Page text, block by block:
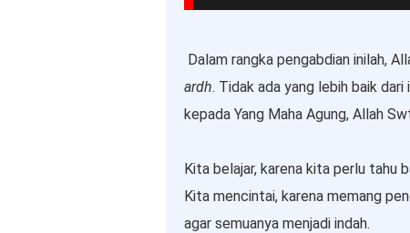
Dalam rangka pengabdian inilah,
ardh. Tidak ada yang lebih baik
kepada Yang Maha Agung, Allah
Kita belajar, karena kita perlu tahu
Kita mencintai, karena memang
agar semuanya menjadi indah.